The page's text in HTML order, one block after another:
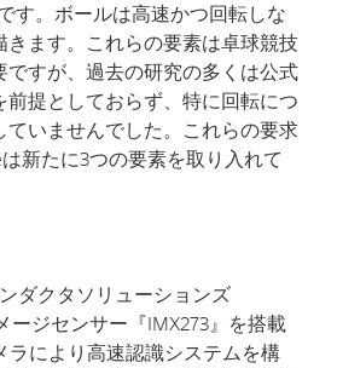
す。ボールは高速かつ回転しな
きます。これらの要素は卓球競技
ですが、過去の研究の多くは公式
前提としておらず、特に回転につ
ていませんでした。 これらの要求
は新たに3つの要素を取り入れて
ダクタソリューションズ
ージセンサー『IMX273』を搭載
ラにより高速認識システムを構